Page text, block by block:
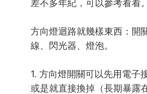
差不多年紀，可以參考看看。
方向燈迴路就幾樣東西：開
線、閃光器、燈泡。
1. 方向燈開關可以先用電子
或是就直接換掉（長期暴露